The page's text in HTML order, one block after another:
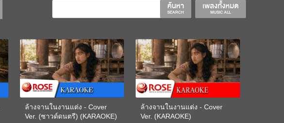
เพลงทั้งหมด
MUSIC ALL
ค้นหา
SEARCH
ล้างจานในงานแต่ง - Cover
Ver. (ซาวด์ดนตรี) (KARAOKE)
ล้างจานในงานแต่ง - Cover
Ver. (KARAOKE)